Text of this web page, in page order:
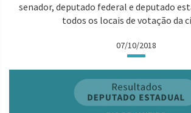
senador, deputado federal e deputado
todos os locais de votação da
07/10/2018